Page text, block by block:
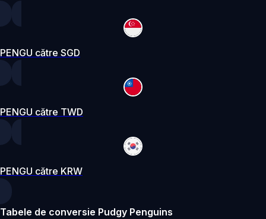
PENGU către SGD
PENGU către TWD
PENGU către KRW
Tabele de conversie Pudgy Penguins